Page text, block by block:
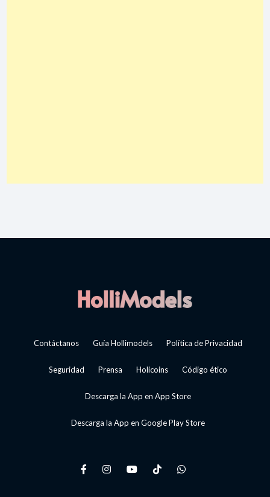
Contáctanos Guía Hollimodels Política de Privacidad
Seguridad Prensa Holicoins Código ético
Descarga la App en App Store
Descarga la App en Google Play Store